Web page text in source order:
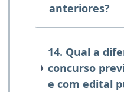
anteriores?
14. Qual a
concurso
e com edital